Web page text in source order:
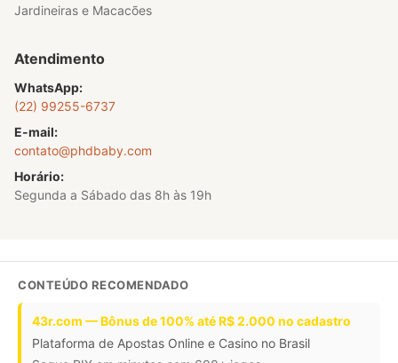
Jardineiras e Macacões
Atendimento
WhatsApp:
(22) 99255-6737
E-mail:
contato@phdbaby.com
Horário:
Segunda a Sábado das 8h às 19h
CONTEÚDO RECOMENDADO
43r.com — Bônus de 100% até R$ 2.000 no cadastro
Plataforma de Apostas Online e Casino no Brasil